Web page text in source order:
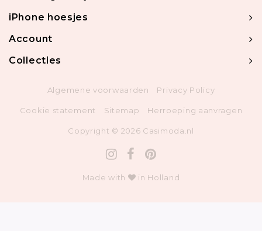
iPhone hoesjes
Account
Collecties
Algemene voorwaarden Privacy Policy
Cookie statement Sitemap Herroeping aanvragen
Copyright © 2026 Casimoda.nl
Made with in Holland